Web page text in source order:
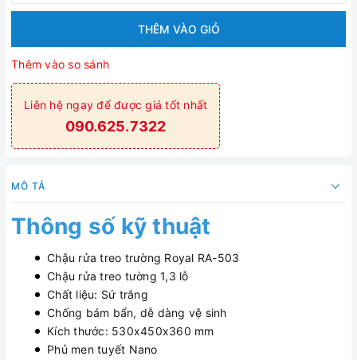
THÊM VÀO GIỎ
Thêm vào so sánh
Liên hệ ngay để được giá tốt nhất
090.625.7322
MÔ TẢ
Thông số kỹ thuật
Chậu rửa treo trường Royal RA-503
Chậu rửa treo tường 1,3 lỗ
Chất liệu: Sứ trắng
Chống bám bẩn, dễ dàng vệ sinh
Kích thước: 530x450x360 mm
Phủ men tuyết Nano